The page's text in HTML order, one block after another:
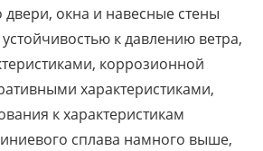
двери, окна и навесные стены
к давлению ветра,
коррозионной
характеристиками,
к характеристикам
сплава намного выше,